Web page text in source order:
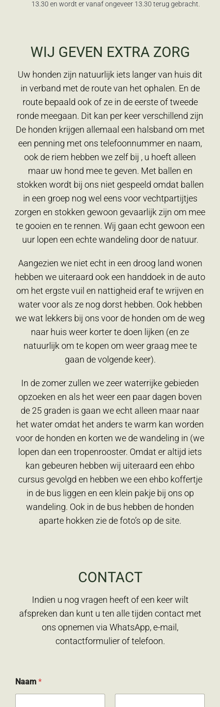
13.30 en wordt er vanaf ongeveer 13.30 terug gebracht.
WIJ GEVEN EXTRA ZORG
Uw honden zijn natuurlijk iets langer van huis dit
in verband met de route van het ophalen. En de
route bepaald ook of ze in de eerste of tweede
ronde meegaan. Dit kan per keer verschillend zijn
De honden krijgen allemaal een halsband om met
een penning met ons telefoonnummer en naam,
ook de riem hebben we zelf bij , u hoeft alleen
maar uw hond mee te geven. Met ballen en
stokken wordt bij ons niet gespeeld omdat ballen
in een groep nog wel eens voor vechtpartijtjes
zorgen en stokken gewoon gevaarlijk zijn om mee
te gooien en te rennen. Wij gaan echt gewoon een
uur lopen een echte wandeling door de natuur.
Aangezien we niet echt in een droog land wonen
hebben we uiteraard ook een handdoek in de auto
om het ergste vuil en nattigheid eraf te wrijven en
water voor als ze nog dorst hebben. Ook hebben
we wat lekkers bij ons voor de honden om de weg
naar huis weer korter te doen lijken (en ze
natuurlijk om te kopen om weer graag mee te
gaan de volgende keer).
In de zomer zullen we zeer waterrijke gebieden
opzoeken en als het weer een paar dagen boven
de 25 graden is gaan we echt alleen maar naar
het water omdat het anders te warm kan worden
voor de honden en korten we de wandeling in (we
lopen dan een tropenrooster. Omdat er altijd iets
kan gebeuren hebben wij uiteraard een ehbo
cursus gevolgd en hebben we een ehbo koffertje
in de bus liggen en een klein pakje bij ons op
wandeling. Ook in de bus hebben de honden
aparte hokken zie de foto’s op de site.
CONTACT
Indien u nog vragen heeft of een keer wilt
afspreken dan kunt u ten alle tijden contact met
ons opnemen via WhatsApp, e-mail,
contactformulier of telefoon.
e
r
Naam *